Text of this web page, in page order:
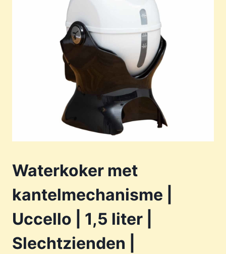
Waterkoker met
kantelmechanisme |
Uccello | 1,5 liter |
Slechtzienden |